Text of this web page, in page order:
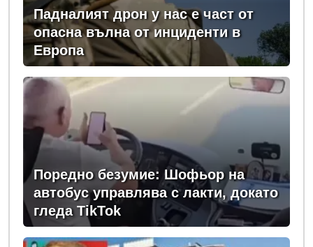
Падналият дрон у нас е част от
опасна вълна от инциденти в
Европа
Поредно безумие: Шофьор на
автобус управлява с лакти, докато
гледа TikTok